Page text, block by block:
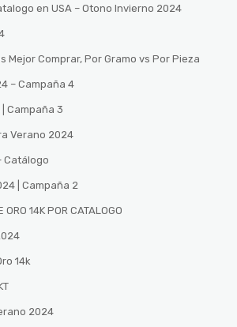
en USA – Otono Invierno 2024
Mejor Comprar, Por Gramo vs Por Pieza
– Campaña 4
Campaña 3
Verano 2024
Catálogo
| Campaña 2
14K POR CATALOGO
14k
2024